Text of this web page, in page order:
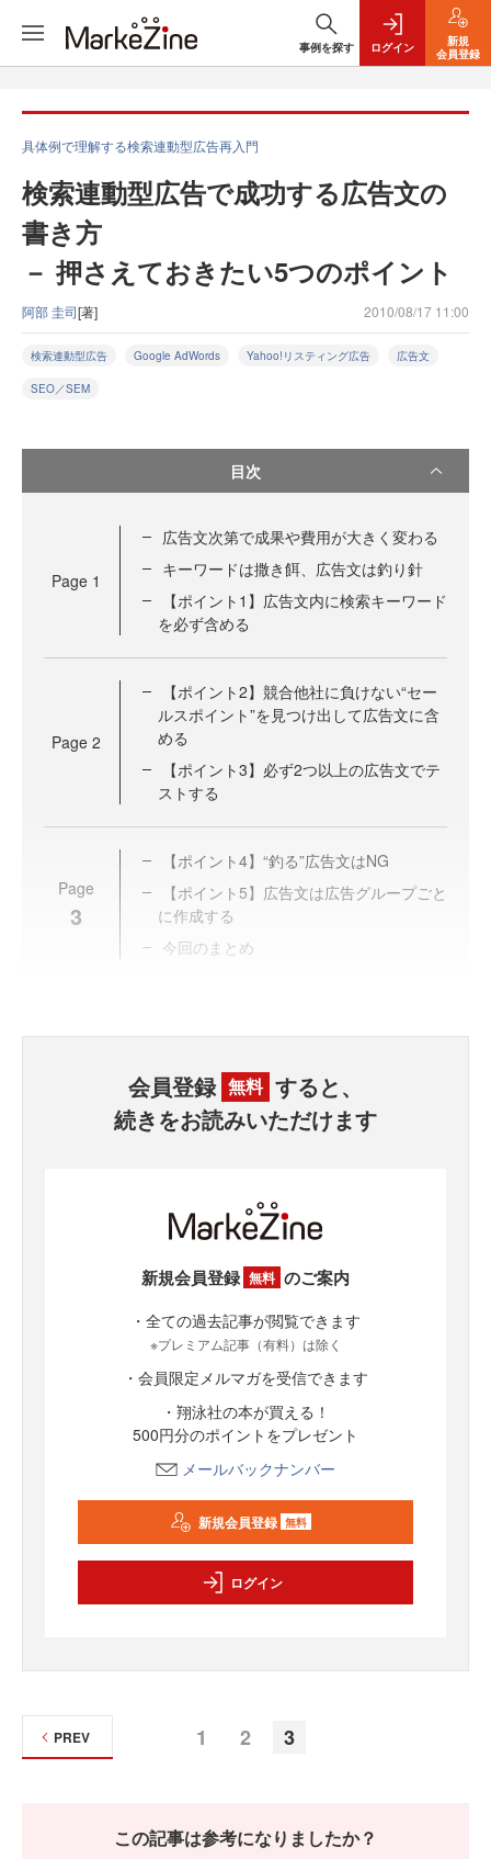
事例を探す ログイン
新規
会員登録
具体例で理解する検索連動型広告再入門
検索連動型広告で成功する広告文の
書き方
－ 押さえておきたい5つのポイント
阿部 圭司[著] 2010/08/17 11:00
検索連動型広告 Google AdWords Yahoo!リスティング広告 広告文
SEO／SEM
目次
Page 1
広告文次第で成果や費用が大きく変わる
キーワードは撒き餌、広告文は釣り針
【ポイント1】広告文内に検索キーワード
を必ず含める
Page 2
【ポイント2】競合他社に負けない“セー
ルスポイント”を見つけ出して広告文に含
める
【ポイント3】必ず2つ以上の広告文でテ
ストする
Page
3
【ポイント4】“釣る”広告文はNG
【ポイント5】広告文は広告グループごと
に作成する
今回のまとめ
会員登録 無料 すると、
続きをお読みいただけます
新規会員登録 無料 のご案内
・全ての過去記事が閲覧できます
※プレミアム記事（有料）は除く
・会員限定メルマガを受信できます
・翔泳社の本が買える！
500円分のポイントをプレゼント
メールバックナンバー
新規会員登録 無料
ログイン
1 2 3
PREV
この記事は参考になりましたか？